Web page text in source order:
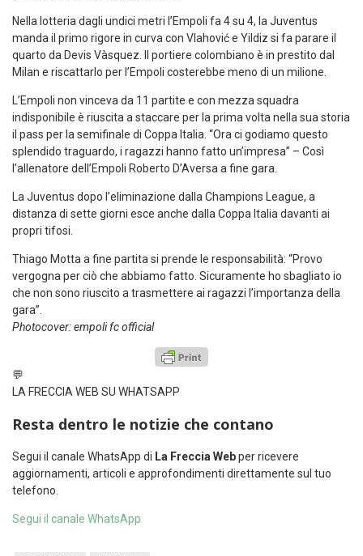
Nella lotteria dagli undici metri l’Empoli fa 4 su 4, la Juventus
manda il primo rigore in curva con Vlahović e Yildiz si fa parare il
quarto da Devis Vàsquez. Il portiere colombiano è in prestito dal
Milan e riscattarlo per l’Empoli costerebbe meno di un milione.
L’Empoli non vinceva da 11 partite e con mezza squadra
indisponibile è riuscita a staccare per la prima volta nella sua storia
il pass per la semifinale di Coppa Italia. “Ora ci godiamo questo
splendido traguardo, i ragazzi hanno fatto un’impresa” – Così
l’allenatore dell’Empoli Roberto D’Aversa a fine gara.
La Juventus dopo l’eliminazione dalla Champions League, a
distanza di sette giorni esce anche dalla Coppa Italia davanti ai
propri tifosi.
Thiago Motta a fine partita si prende le responsabilità: “Provo
vergogna per ciò che abbiamo fatto. Sicuramente ho sbagliato io
che non sono riuscito a trasmettere ai ragazzi l’importanza della
gara”.
Photocover: empoli fc official
💬
LA FRECCIA WEB SU WHATSAPP
Resta dentro le notizie che contano
Segui il canale WhatsApp di La Freccia Webper ricevere
aggiornamenti, articoli e approfondimenti direttamente sul tuo
telefono.
Segui il canale WhatsApp